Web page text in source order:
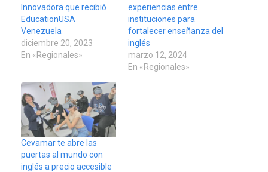
Innovadora que recibió
EducationUSA
Venezuela
diciembre 20, 2023
En «Regionales»
experiencias entre
instituciones para
fortalecer enseñanza del
inglés
marzo 12, 2024
En «Regionales»
Cevamar te abre las
puertas al mundo con
inglés a precio accesible